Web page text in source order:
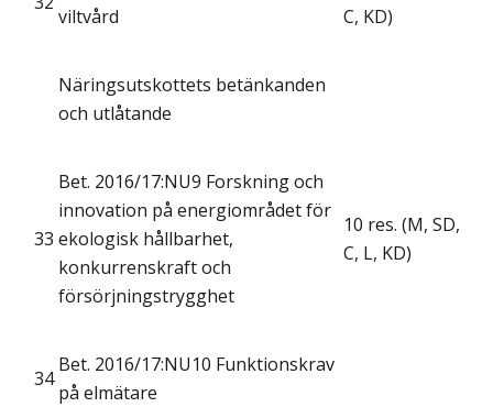
viltvård
C, KD)
Näringsutskottets betänkanden
och utlåtande
33
Bet. 2016/17:NU9 Forskning och
innovation på energiområdet för
ekologisk hållbarhet,
konkurrenskraft och
försörjningstrygghet
10 res. (M, SD,
C, L, KD)
34
Bet. 2016/17:NU10 Funktionskrav
på elmätare